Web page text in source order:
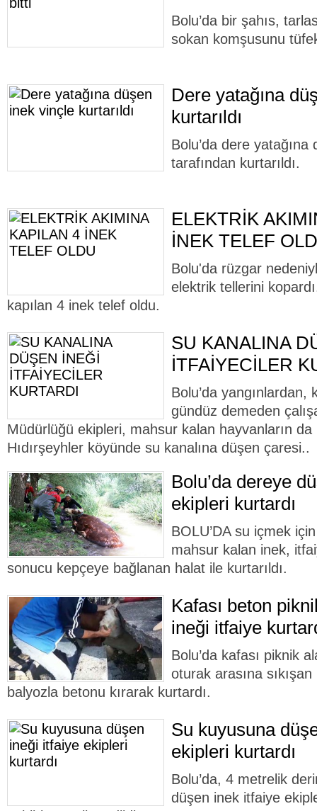
Bolu’da bir şahıs,
sokan komşusunu
Dere yatağına
kurtarıldı
Bolu’da dere
tarafından kurtarıldı.
ELEKTRİK
İNEK TELEF
Bolu'da rüzgar
elektrik tellerini
kapılan 4 inek telef oldu.
SU KANALINA
İTFAİYECİLER
Bolu’da
gündüz demeden
Müdürlüğü ekipleri, mahsur kalan hayvanların da
Hıdırşeyhler köyünde su kanalına düşen çaresi..
Bolu’da dereye
ekipleri kurtardı
BOLU’DA su içmek
mahsur kalan inek,
sonucu kepçeye bağlanan halat ile kurtarıldı.
Kafası beton
ineği itfaiye
Bolu’da kafası piknik
oturak arasına
balyozla betonu kırarak kurtardı.
Su kuyusuna
ekipleri kurtardı
Bolu’da, 4 metrelik
düşen inek itfaiye